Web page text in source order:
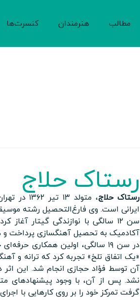
مطالب هنرمندان کنسرت‌ها
رستاک حلاج
رستاک حلاج
، متولد ۱۳
ایرانی است. وی فارغ‌التحصیل رشته
سن ۱۲ سالگی با نوازندگی گیتار
آکادمیک به تحصیل آهنگسازی پرداخت و
در سن ۱۹ سالگی، اولین همکاری
«یک اتفاق تلخ» تجربه کرد که ترانه و
آن توسط فؤاد حجازی انجام شد. این اثر
نشد. پس از آن، با وجود پیشنهادهای
گرفت تمرکز خود را بر روی کارهایی با